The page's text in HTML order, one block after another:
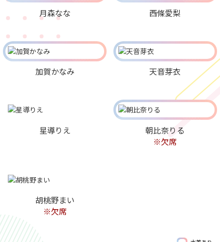
月森なな 西條愛梨
加賀かなみ 天音芽衣
星導りえ
朝比奈りる
※欠席
胡桃野まい
※欠席